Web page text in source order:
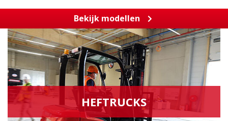
Bekijk modellen
HEFTRUCKS